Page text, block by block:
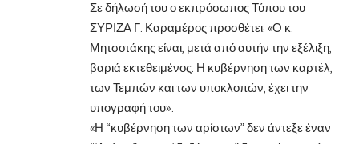
Σε δήλωσή του ο εκπρόσωπος Τύπου του
ΣΥΡΙΖΑ Γ. Καραμέρος προσθέτει: «Ο κ.
Μητσοτάκης είναι, μετά από αυτήν την εξέλιξη,
βαριά εκτεθειμένος. Η κυβέρνηση των καρτέλ,
των Τεμπών και των υποκλοπών, έχει την
υπογραφή του».
«Η “κυβέρνηση των αρίστων” δεν άντεξε έναν